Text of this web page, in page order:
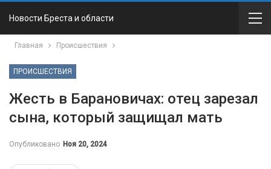
Новости Бреста и области
Главная Происшествия
ПРОИСШЕСТВИЯ
Жесть в Барановичах: отец зарезал
сына, который защищал мать
Опубликовано Ноя 20, 2024